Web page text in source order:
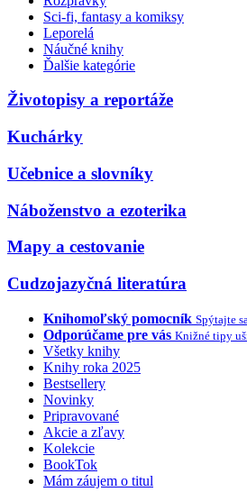
Sci-fi, fantasy a komiksy
Leporelá
Náučné knihy
Ďalšie kategórie
Životopisy a reportáže
Kuchárky
Učebnice a slovníky
Náboženstvo a ezoterika
Mapy a cestovanie
Cudzojazyčná literatúra
Knihomoľský pomocník Spýtajte
Odporúčame pre vás Knižné tipy
Všetky knihy
Knihy roka 2025
Bestsellery
Novinky
Pripravované
Akcie a zľavy
Kolekcie
BookTok
Mám záujem o titul